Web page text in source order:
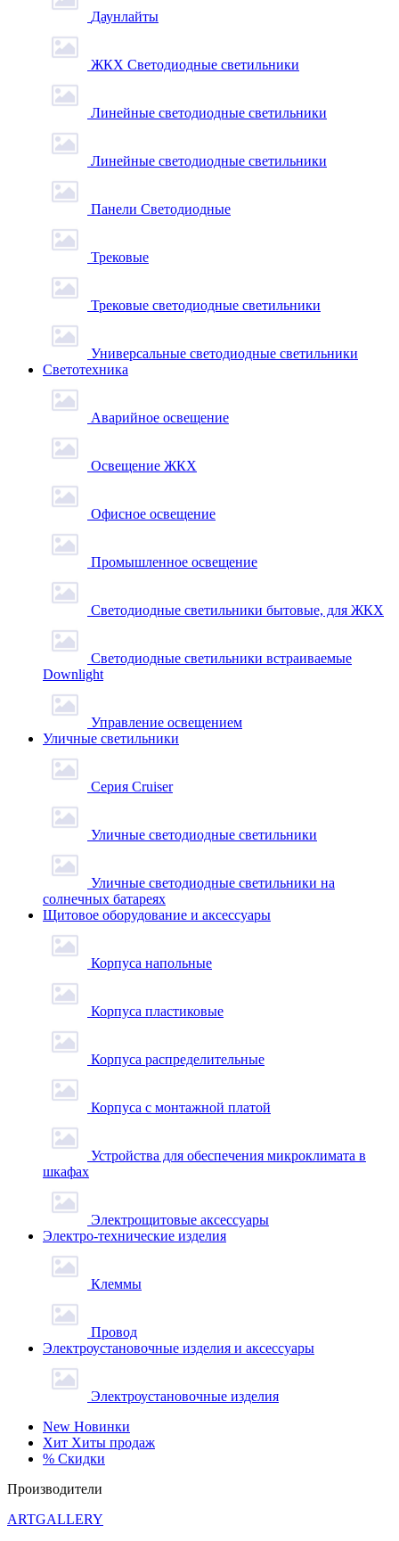
Даунлайты
ЖКХ Светодиодные светильники
Линейные светодиодные светильники
Линейные светодиодные светильники
Панели Светодиодные
Трековые
Трековые светодиодные светильники
Универсальные светодиодные светильники
Светотехника
Аварийное освещение
Освещение ЖКХ
Офисное освещение
Промышленное освещение
Светодиодные светильники бытовые, для ЖКХ
Светодиодные светильники встраиваемые
Downlight
Управление освещением
Уличные светильники
Серия Cruiser
Уличные светодиодные светильники
Уличные светодиодные светильники на
солнечных батареях
Щитовое оборудование и аксессуары
Корпуса напольные
Корпуса пластиковые
Корпуса распределительные
Корпуса с монтажной платой
Устройства для обеспечения микроклимата в
шкафах
Электрощитовые аксессуары
Электро-технические изделия
Клеммы
Провод
Электроустановочные изделия и аксессуары
Электроустановочные изделия
New Новинки
Хит Хиты продаж
% Скидки
Производители
ARTGALLERY